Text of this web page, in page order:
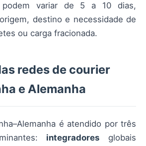
podem variar de 5 a 10 dias,
destino e necessidade de
ou carga fracionada.
redes de courier
e Alemanha
é atendido por três
integradores globais